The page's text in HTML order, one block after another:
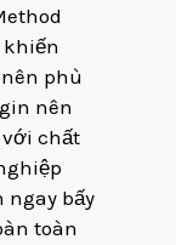
phù
nên
chất
ngay bấy
toàn